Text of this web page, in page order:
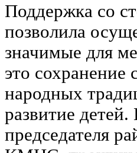
Поддержка со
позволила
значимые для
это сохранение
народных
развитие
председателя